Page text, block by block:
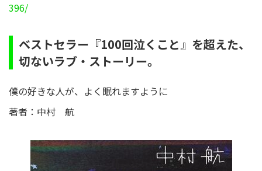
396/
ベストセラー『100回泣くこと』を超えた、
切ないラブ・ストーリー。
僕の好きな人が、よく眠れますように
著者：中村 航